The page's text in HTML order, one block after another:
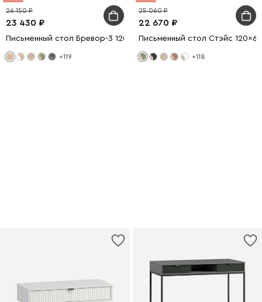
23 430
26 150
Письменный стол Бревор-3 120x60 Дуб Барбера
+119
22 670
25 060
Письменный стол Стэйс
+118